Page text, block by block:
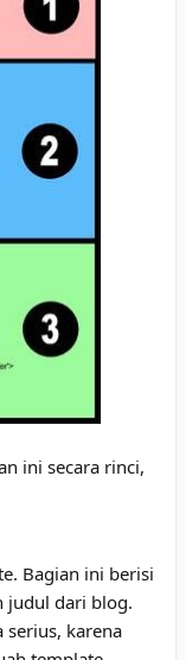
ini secara rinci,
Bagian ini berisi
judul dari blog.
karena